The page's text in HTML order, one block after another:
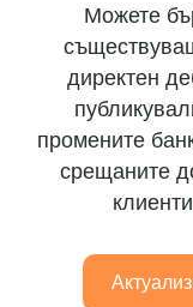
Можете
директен
промените
срещаните